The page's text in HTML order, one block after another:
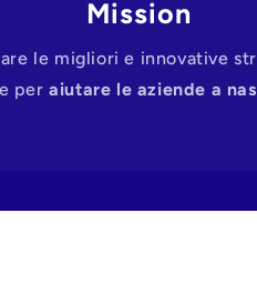
Mission
le migliori e innovative
peraiutare le aziende a